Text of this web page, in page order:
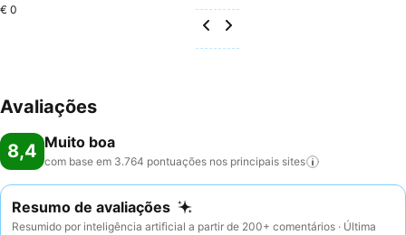
€ 0
Avaliações
8,4 Muito boa
com base em 3.764 pontuações nos principais sites
Resumo de avaliações
Resumido por inteligência artificial a partir de 200+ comentários · Última